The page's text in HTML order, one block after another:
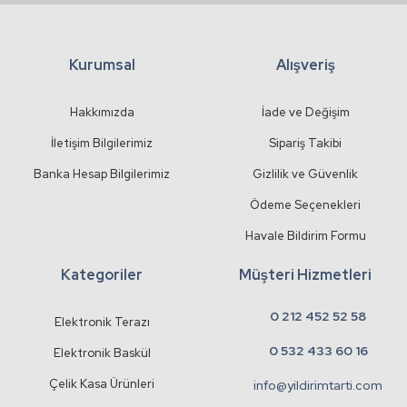
Kurumsal
Hakkımızda
İletişim Bilgilerimiz
Banka Hesap Bilgilerimiz
Alışveriş
İade ve Değişim
Sipariş Takibi
Gizlilik ve Güvenlik
Ödeme Seçenekleri
Havale Bildirim Formu
Kategoriler
Elektronik Terazı
Elektronik Baskül
Çelik Kasa Ürünleri
Müşteri Hizmetleri
0 212 452 52 58
0 532 433 60 16
info@yildirimtarti.com